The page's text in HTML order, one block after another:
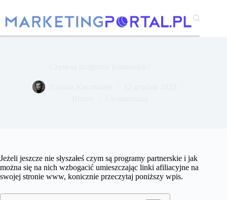
treści
Jeżeli jeszcze nie słyszałeś czym są programy partnerskie i jak
można się na nich wzbogacić umieszczając linki afiliacyjne na
swojej stronie www, konicznie przeczytaj poniższy wpis.